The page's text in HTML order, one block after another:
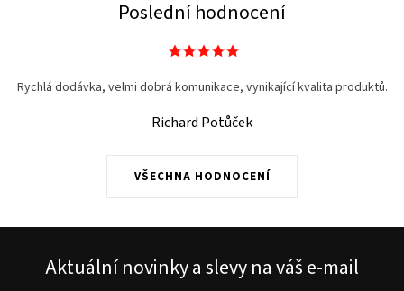
Poslední hodnocení
VŠECHNA HODNOCENÍ
Rychlá dodávka, velmi dobrá komunikace, vynikající kvalita produktů.
Richard Potůček
Aktuální novinky a slevy na váš e-mail